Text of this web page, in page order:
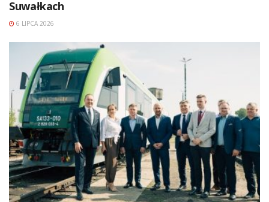
Suwałkach
6 LIPCA 2026